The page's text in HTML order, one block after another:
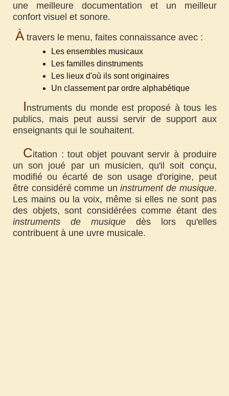
une meilleure documentation et un meilleur
confort visuel et sonore.
À travers le menu, faites connaissance avec :
Les ensembles musicaux
Les familles dinstruments
Les lieux d'où ils sont originaires
Un classement par ordre alphabétique
Instruments du monde est proposé à tous les
publics, mais peut aussi servir de support aux
enseignants qui le souhaitent.
Citation : tout objet pouvant servir à produire
un son joué par un musicien, qu'il soit conçu,
modifié ou écarté de son usage d'origine, peut
être considéré comme uninstrument de musique.
Les mains ou la voix, même si elles ne sont pas
des objets, sont considérées comme étant des
instruments de musiquedès lors qu'elles
contribuent à une uvre musicale.